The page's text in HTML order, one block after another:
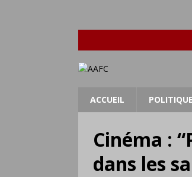
ACCUEIL POLITIQUE
Cinéma :
dans les